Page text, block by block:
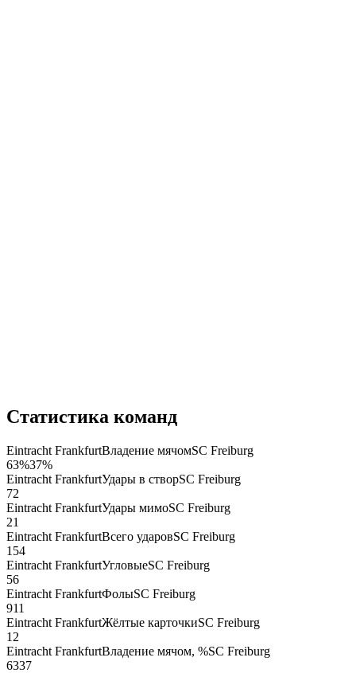
Статистика команд
Eintracht FrankfurtВладение мячомSC Freiburg
63%37%
Eintracht FrankfurtУдары в створSC Freiburg
72
Eintracht FrankfurtУдары мимоSC Freiburg
21
Eintracht FrankfurtВсего ударовSC Freiburg
154
Eintracht FrankfurtУгловыеSC Freiburg
56
Eintracht FrankfurtФолыSC Freiburg
911
Eintracht FrankfurtЖёлтые карточкиSC Freiburg
1 2
Eintracht FrankfurtВладение мячом, %SC Freiburg
6337